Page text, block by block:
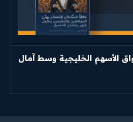
الأسهم الخليجية وسط آمال